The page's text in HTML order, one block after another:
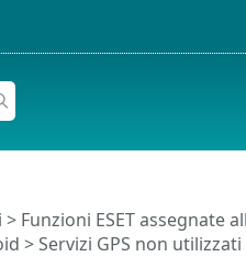
> Funzioni ESET assegnate
> Servizi GPS non utilizzati